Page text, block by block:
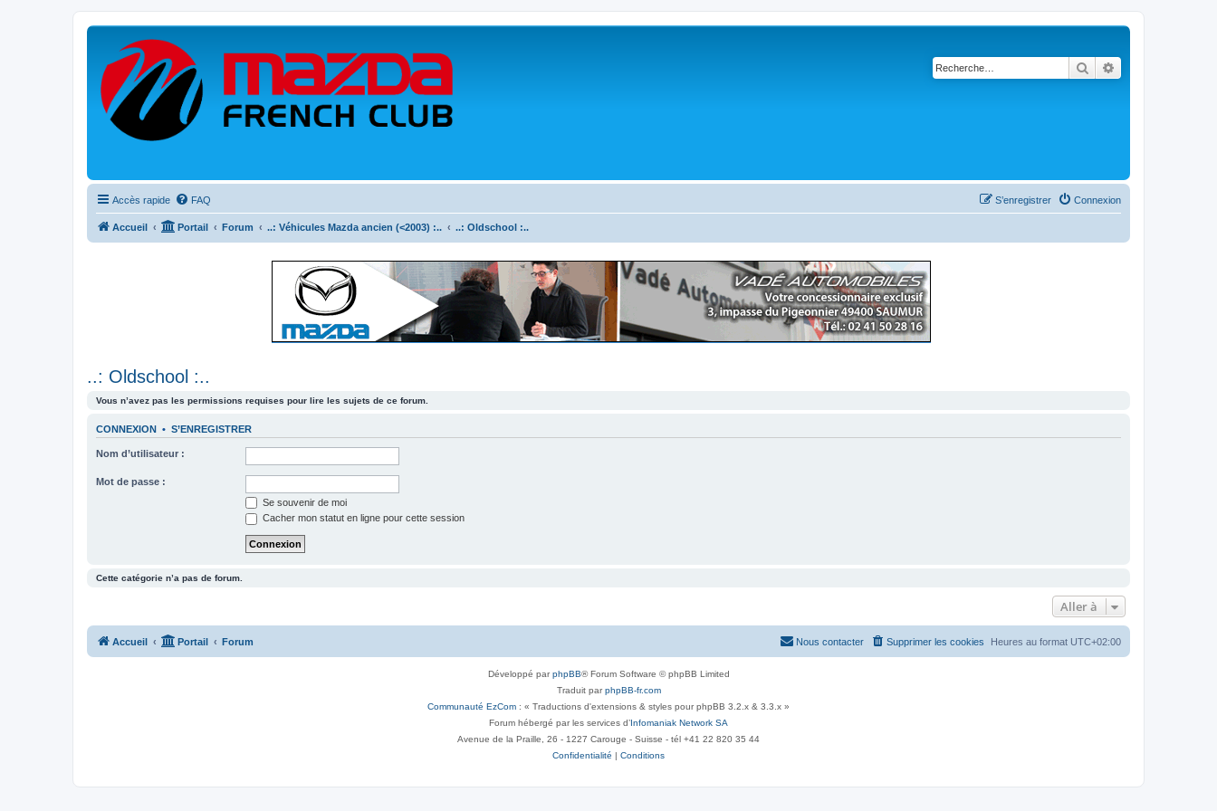
Rechercher
Accès rapide FAQ Connexion
S’enregistrer
Accueil Portail Forum ..: Véhicules Mazda ancien (<2003) :.. ..: Oldschool :..
..: Oldschool :..
Vous n’avez pas les permissions requises pour lire les sujets de ce forum.
CONNEXION • S’ENREGISTRER
Nom d’utilisateur :
Mot de passe :
Se souvenir de moi
Cacher mon statut en ligne pour cette session
Cette catégorie n’a pas de forum.
Aller à
Accueil Portail Forum Heures au format UTC+02:00
Supprimer les cookies
Nous contacter
Développé parphpBB® Forum Software © phpBB Limited
Traduit parphpBB-fr.com
Communauté EzCom : « Traductions d'extensions & styles pour phpBB 3.2.x & 3.3.x »
Forum hébergé par les services d’Infomaniak Network SA
Avenue de la Praille, 26 - 1227 Carouge - Suisse - tél +41 22 820 35 44
Confidentialité | Conditions